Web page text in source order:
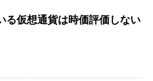
る仮想通貨は時価評価しない